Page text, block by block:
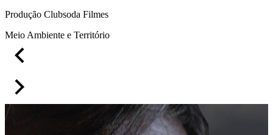
Produção Clubsoda Filmes
Meio Ambiente e Território